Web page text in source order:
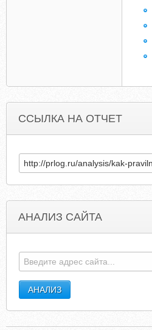
ССЫЛКА НА ОТЧЕТ
АНАЛИЗ САЙТА